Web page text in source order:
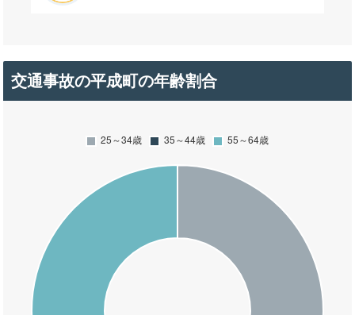
交通事故の平成町の年齢割合